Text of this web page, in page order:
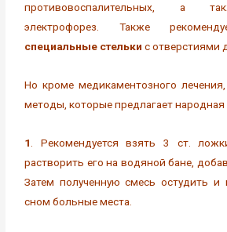
противовоспалительных, а
электрофорез. Также
специальные стелькис отверстиями
Но кроме медикаментозного
методы, которые предлагает народная
1 . Рекомендуется взять 3 ст.
растворить его на водяной бане,
Затем полученную смесь остудить и
сном больные места.